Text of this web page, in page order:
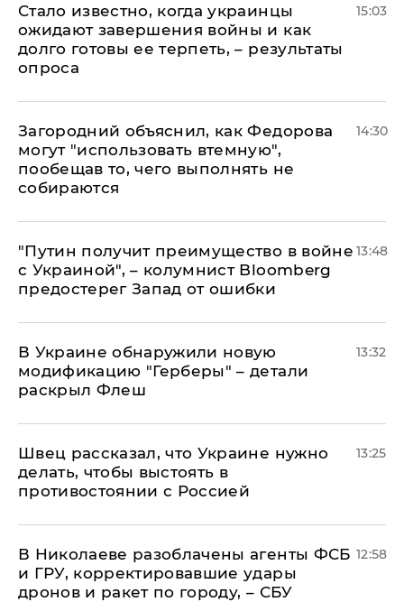
Стало известно, когда украинцы
ожидают завершения войны и как
долго готовы ее терпеть, – результаты
опроса
15:03
Загородний объяснил, как Федорова
могут "использовать втемную",
пообещав то, чего выполнять не
собираются
14:30
"Путин получит преимущество в войне
с Украиной", – колумнист Bloomberg
предостерег Запад от ошибки
13:48
В Украине обнаружили новую
модификацию "Герберы" – детали
раскрыл Флеш
13:32
Швец рассказал, что Украине нужно
делать, чтобы выстоять в
противостоянии с Россией
13:25
В Николаеве разоблачены агенты ФСБ
и ГРУ, корректировавшие удары
дронов и ракет по городу, – СБУ
12:58